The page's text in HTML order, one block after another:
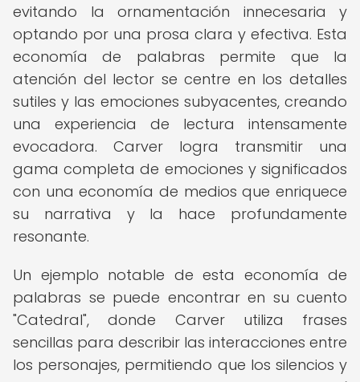
evitando la ornamentación innecesaria y
optando por una prosa clara y efectiva. Esta
economía de palabras permite que la
atención del lector se centre en los detalles
sutiles y las emociones subyacentes, creando
una experiencia de lectura intensamente
evocadora. Carver logra transmitir una
gama completa de emociones y significados
con una economía de medios que enriquece
su narrativa y la hace profundamente
resonante.
Un ejemplo notable de esta economía de
palabras se puede encontrar en su cuento
"Catedral", donde Carver utiliza frases
sencillas para describir las interacciones entre
los personajes, permitiendo que los silencios y